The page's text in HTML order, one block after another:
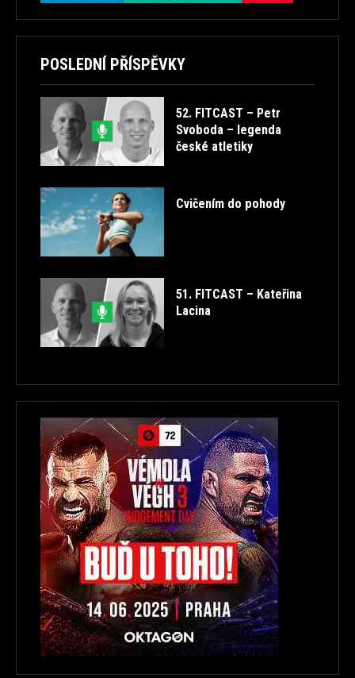
POSLEDNÍ PŘÍSPĚVKY
52. FITCAST – Petr
Svoboda – legenda
české atletiky
Cvičením do pohody
51. FITCAST – Kateřina
Lacina